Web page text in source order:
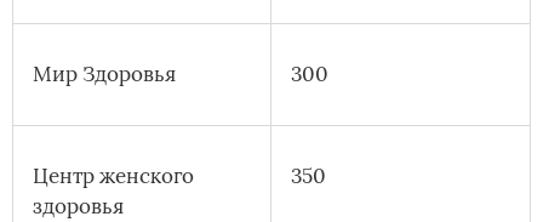
Мир Здоровья 300
Центр женского
здоровья
350